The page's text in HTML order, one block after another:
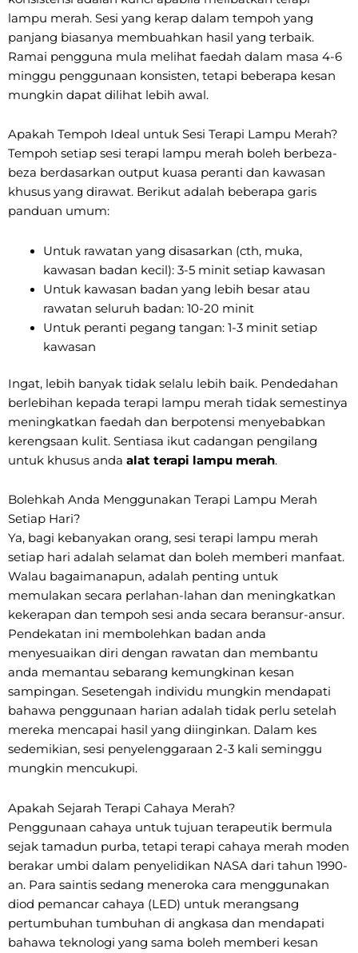
lampu merah. Sesi yang kerap dalam tempoh yang
panjang biasanya membuahkan hasil yang terbaik.
Ramai pengguna mula melihat faedah dalam masa 4-6
minggu penggunaan konsisten, tetapi beberapa kesan
mungkin dapat dilihat lebih awal.
Apakah Tempoh Ideal untuk Sesi Terapi Lampu Merah?
Tempoh setiap sesi terapi lampu merah boleh berbeza-
beza berdasarkan output kuasa peranti dan kawasan
khusus yang dirawat. Berikut adalah beberapa garis
panduan umum:
Untuk rawatan yang disasarkan (cth, muka,
kawasan badan kecil): 3-5 minit setiap kawasan
Untuk kawasan badan yang lebih besar atau
rawatan seluruh badan: 10-20 minit
Untuk peranti pegang tangan: 1-3 minit setiap
kawasan
Ingat, lebih banyak tidak selalu lebih baik. Pendedahan
berlebihan kepada terapi lampu merah tidak semestinya
meningkatkan faedah dan berpotensi menyebabkan
kerengsaan kulit. Sentiasa ikut cadangan pengilang
untuk khusus anda alat terapi lampu merah.
Bolehkah Anda Menggunakan Terapi Lampu Merah
Setiap Hari?
Ya, bagi kebanyakan orang, sesi terapi lampu merah
setiap hari adalah selamat dan boleh memberi manfaat.
Walau bagaimanapun, adalah penting untuk
memulakan secara perlahan-lahan dan meningkatkan
kekerapan dan tempoh sesi anda secara beransur-ansur.
Pendekatan ini membolehkan badan anda
menyesuaikan diri dengan rawatan dan membantu
anda memantau sebarang kemungkinan kesan
sampingan. Sesetengah individu mungkin mendapati
bahawa penggunaan harian adalah tidak perlu setelah
mereka mencapai hasil yang diinginkan. Dalam kes
sedemikian, sesi penyelenggaraan 2-3 kali seminggu
mungkin mencukupi.
Apakah Sejarah Terapi Cahaya Merah?
Penggunaan cahaya untuk tujuan terapeutik bermula
sejak tamadun purba, tetapi terapi cahaya merah moden
berakar umbi dalam penyelidikan NASA dari tahun 1990-
an. Para saintis sedang meneroka cara menggunakan
diod pemancar cahaya (LED) untuk merangsang
pertumbuhan tumbuhan di angkasa dan mendapati
bahawa teknologi yang sama boleh memberi kesan